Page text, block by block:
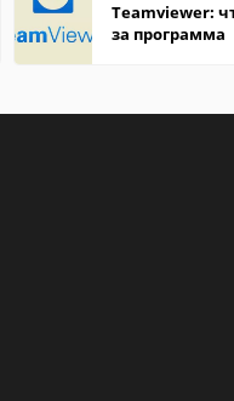
Teamviewer:
за программа